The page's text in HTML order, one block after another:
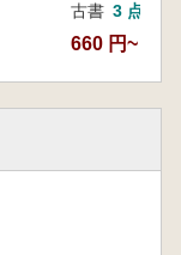
古書 3 点
660 円~